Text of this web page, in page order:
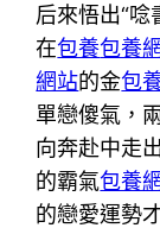
后來悟出“唸
在包養包養網
網站的金包
單戀傻氣，
向奔赴中走
的霸氣包養
的戀愛運勢